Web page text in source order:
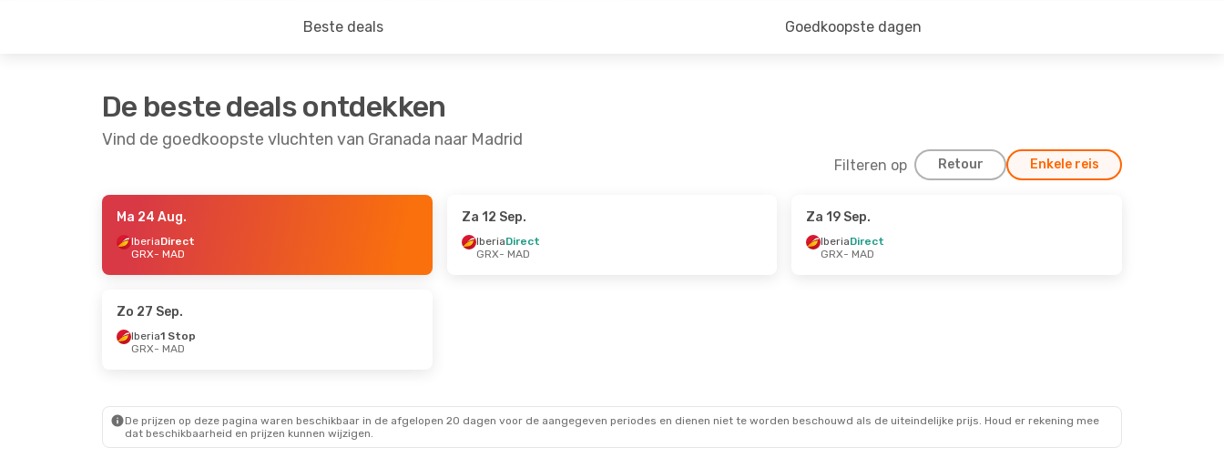
Beste deals Goedkoopste dagen
De beste deals ontdekken
Vind de goedkoopste vluchten van Granada naar Madrid
Filteren op Retour Enkele reis
- Ma 21 Sep.
Ma 24 Aug.
IberiaDirect
GRX- MAD
Za 12 Sep.
IberiaDirect
GRX- MAD
Za 19 Sep.
IberiaDirect
GRX- MAD
Zo 27 Sep.
Iberia1 Stop
GRX- MAD
De prijzen op deze pagina waren beschikbaar in de afgelopen 20 dagen voor de aangegeven periodes en dienen niet te worden beschouwd als de uiteindelijke prijs. Houd er rekening mee
dat beschikbaarheid en prijzen kunnen wijzigen.